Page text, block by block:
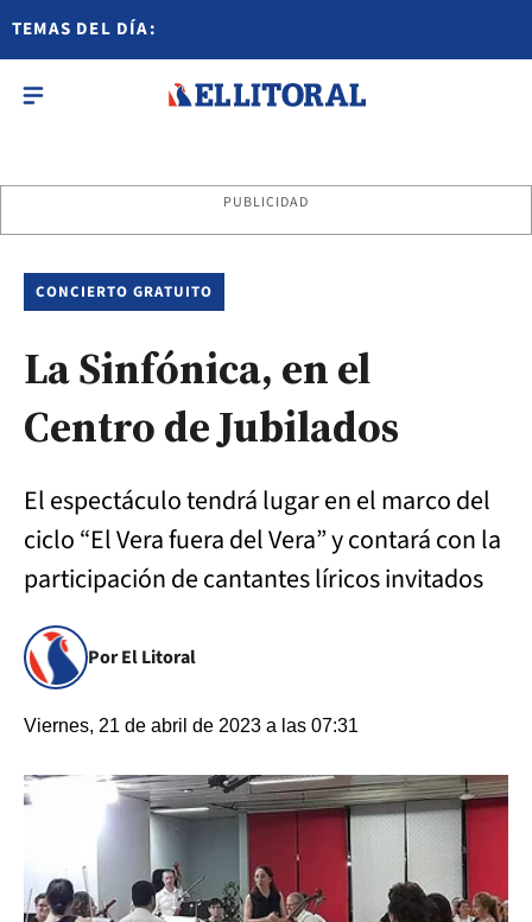
TEMAS DEL DÍA:
PUBLICIDAD
CONCIERTO GRATUITO
La Sinfónica, en el
Centro de Jubilados
El espectáculo tendrá lugar en el marco del
ciclo “El Vera fuera del Vera” y contará con la
participación de cantantes líricos invitados
Por El Litoral
Viernes, 21 de abril de 2023 a las 07:31